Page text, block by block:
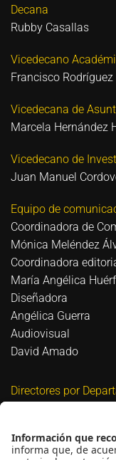
Decana
Rubby Casallas
Vicedecano
Francisco Rodríguez
Vicedecana de
Marcela Hernández
Vicedecano de
Juan Manuel
Equipo de
Coordinadora de
Mónica Meléndez
Coordinadora
María Angélica
Diseñadora
Angélica Guerra
Audiovisual
David Amado
Directores por